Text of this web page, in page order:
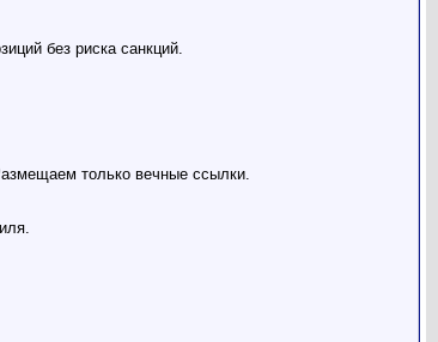
без риска санкций.
только вечные ссылки.